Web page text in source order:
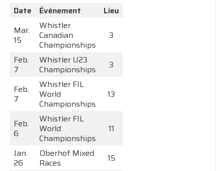
Date Événement
Lieu
Mar.
15
Whistler
Canadian
Championships
3
Feb.
7
Whistler U23
Championships
3
Feb.
7
Whistler FIL
World
Championships
13
Feb.
6
Whistler FIL
World
Championships
11
Jan.
26
Oberhof Mixed
Races
15